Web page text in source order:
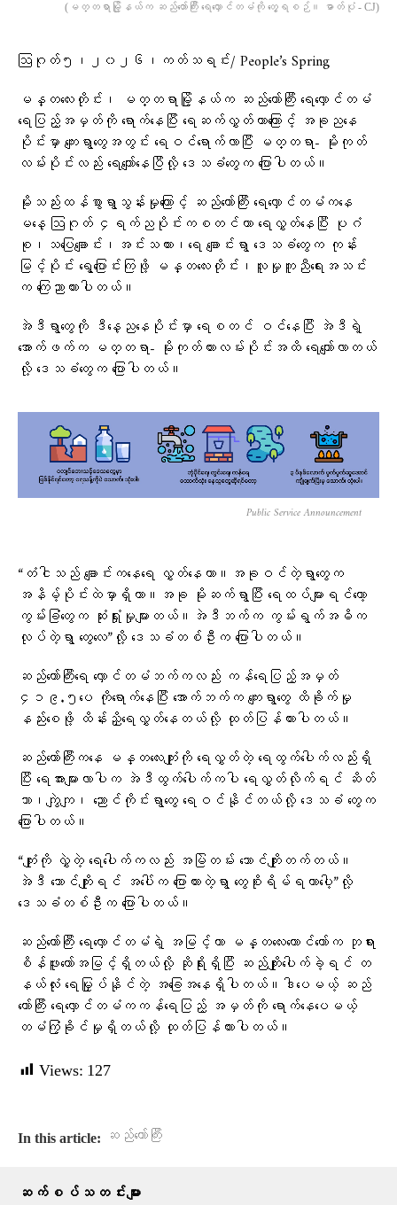
(မတ္တရာမြို့နယ်က ဆည်တော်ကြီး ရေလှောင်တမံကို တွေ့ရစဉ်။ ဓာတ်ပုံ - CJ)
ဩဂုတ်၅၊၂၀၂၆၊ကတ်သရင်း/ People’s Spring
မန္တလေးတိုင်း၊ မတ္တရာမြို့နယ်က ဆည်တော်ကြီး ရေလှောင်တမံ
ရေပြည့်အမှတ်ကို ရောက်နေပြီး ရေဆက်လွှတ်တာကြောင့် အခု‌‌ညနေ
ပိုင်းမှာ ကျေးရွာတွေအတွင်း ရေဝင်‌ရောက်လာပြီး မတ္တရာ- မိုးကုတ်
လမ်းပိုင်းလည်း ရေကျော်နေပြီလို့ ဒေသခံတွေက ပြောပါတယ်။
မိုးသည်းထန်စွာရွာသွန်းမှုကြောင့် ဆည်တော်ကြီး ရေလှောင်တမံကနေ
မနေ့ ဩဂုတ် ၄ရက်ညပိုင်းကစတင်ကာ ရေလွှတ်နေပြီး ပုဂံ
စု၊သပြေချောင်း၊အင်းသကား၊ရေ‌ ချောင်းရွာ ဒေသခံတွေက ‌‌‌‌‌‌‌‌‌‌‌‌‌‌‌‌‌‌‌‌‌‌‌‌‌ကုန်း
မြင့်ပိုင်း ရွေ့ပြောင်းကြဖို့ မန္တလေးတိုင်း၊လူမှုကူညီရေးအသင်း
က ကြေညာထားပါတယ်။
အဲဒီရွာတွေကို ဒီနေ့ညနေပိုင်းမှာ ရေစတင် ဝင်နေပြီး အဲဒီ‌‌ရဲ့
အောက်ဖက်က မတ္တရာ- မိုးကုတ်ကားလမ်းပိုင်းအထိ ရေကျော်လာတယ်
လို့ ဒေသခံတွေက ပြောပါတယ်။
Public Service Announcement
“တံငါသည် ချောင်းကနေရေ လွှတ်နေတာ။အခုဝင်တဲ့ရွာတွေက
အနိမ့်ပိုင်းထဲမှာရှိတာ။အခု မိုးဆက်ရွာပြီး ရေထပ်များရင်တော့
ကွမ်းခြံတွေက ဆုံးရှုံးမှုများတယ်။အဲဒီဘက်က ကွမ်းရွက်အဓိက
လုပ်တဲ့ရွာ တွေလေ”လို့ ဒေသခံတစ်ဦးက ပြောပါတယ်။
ဆည်တော်ကြီးရေ လှောင်တမံဘက်ကလည်း ကန်ရေပြည့်အမှတ်
၄၁၉.၅ပေ ကိုရောက်နေပြီး အောက်ဘက်က ကျေးရွာတွေ ထိခိုက်မှု
နည်းစေဖို့ ထိန်းညှိရေလွှတ်နေတယ်လို့ ထုတ်ပြန်ထားပါတယ်။
ဆည်တော်ကြီးကနေ မန္တလေးကျုံးကို ရေလွှတ်တဲ့ ရေထွက်ပေါက်လည်းရှိ
ပြီး ရေအားများလာပါက အဲဒီထွက်ပေါက်ကပါ ရေလွှတ်လိုက်ရင် ဆိတ်
သာ၊ကျွဲကျ၊ ညောင်ကိုင်းရွာတွေ ရေဝင်နိုင်တယ်လို့ ဒေသခံ တွေက
ပြောပါတယ်။
“ကျုံးကို လွှဲတဲ့ ရေပေါက်ကလည်း အမြဲတမ်း ဘောင်ကျိုးတက်တယ်။
အဲဒီ ဘောင်ကျိုးရင် အပေါ်က ပြောထားတဲ့ရွာ တွေစိုးရိမ်ရတာပေါ့”လို့
ဒေသခံတစ်ဦးက ပြောပါတယ်။
ဆည်တော်ကြီး ရေလှောင်တမံရဲ့ အမြင့်ဟာ မန္တလေးတောင်တော်က ဘုရား
စိန်ဖူးတော်အမြင့်ရှိတယ်လို့ ဆိုရိုးရှိပြီး ဆည်ကျိုးပေါက်ခဲ့ရင် တ
နယ်လုံး ရေမြှုပ်နိုင်တဲ့ အခြေအနေရှိပါတယ်။ဒါပေမယ့် ဆည်
တော်ကြီး ရေလှောင်တမံကကန်ရေပြည့် အမှတ်ကို ရောက်နေပေမယ့်
တမံကြံ့ခိုင်မှုရှိတယ်လို့ ထုတ်ပြန်ထားပါတယ်။
Views: 127
In this article: ဆည်တော်ကြီး
ဆက်စပ်သတင်းများ